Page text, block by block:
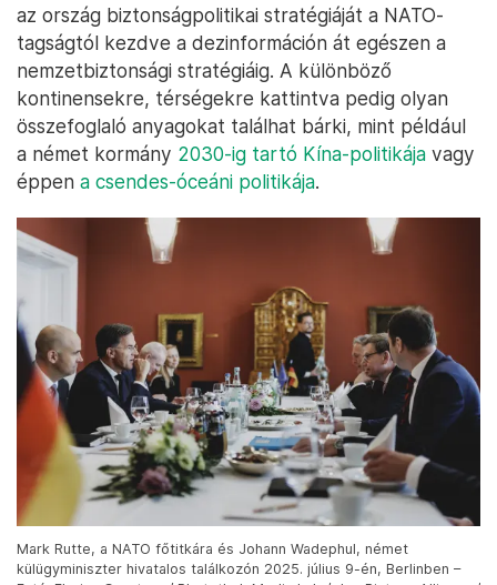
az ország biztonságpolitikai stratégiáját a NATO-
tagságtól kezdve a dezinformáción át egészen a
nemzetbiztonsági stratégiáig. A különböző
kontinensekre, térségekre kattintva pedig olyan
összefoglaló anyagokat találhat bárki, mint például
a német kormány 2030-ig tartó Kína-politikája vagy
éppen a csendes-óceáni politikája.
Mark Rutte, a NATO főtitkára és Johann Wadephul, német
külügyminiszter hivatalos találkozón 2025. július 9-én, Berlinben –